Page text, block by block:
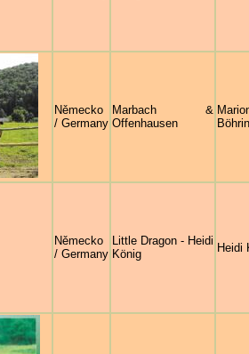
Německo
/ Germany
Marbach &
Offenhausen
Německo
/ Germany
Little Dragon - Heidi
König
Heidi